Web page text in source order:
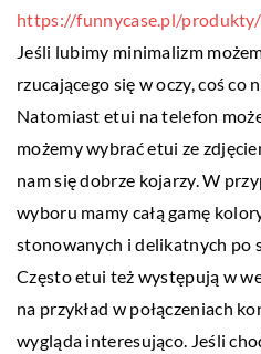
https://funnycase.pl/
Jeśli lubimy minimalizm
rzucającego się w oczy, coś co
Natomiast etui na telefon
możemy wybrać etui ze
nam się dobrze kojarzy. W
wyboru mamy całą gamę
stonowanych i delikatnych po
Często etui też występują w
na przykład w połączeniach
wygląda interesująco. Jeśli